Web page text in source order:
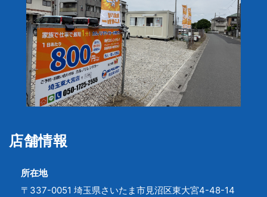
店舗情報
所在地
〒337-0051 埼玉県さいたま市見沼区東大宮4-48-14